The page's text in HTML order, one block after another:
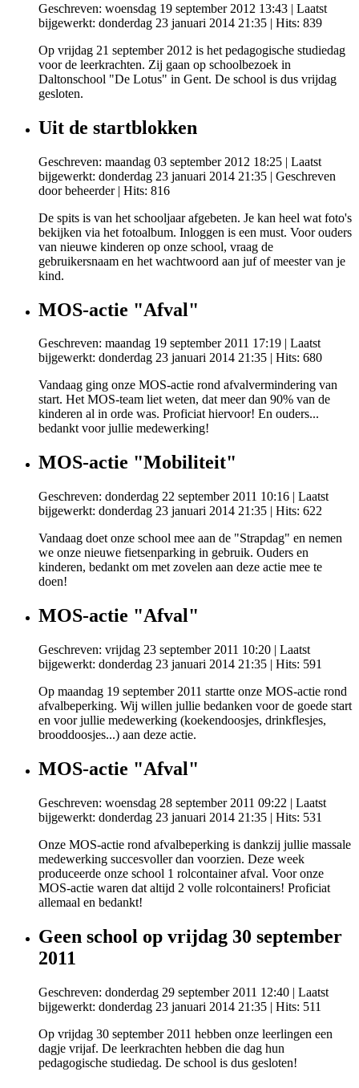
Geschreven: woensdag 19 september 2012 13:43 | Laatst
bijgewerkt: donderdag 23 januari 2014 21:35 | Hits: 839
Op vrijdag 21 september 2012 is het pedagogische studiedag
voor de leerkrachten. Zij gaan op schoolbezoek in
Daltonschool "De Lotus" in Gent. De school is dus vrijdag
gesloten.
Uit de startblokken
Geschreven: maandag 03 september 2012 18:25 | Laatst
bijgewerkt: donderdag 23 januari 2014 21:35 | Geschreven
door beheerder| Hits: 816
De spits is van het schooljaar afgebeten. Je kan heel wat foto's
bekijken via het fotoalbum. Inloggen is een must. Voor ouders
van nieuwe kinderen op onze school, vraag de
gebruikersnaam en het wachtwoord aan juf of meester van je
kind.
MOS-actie "Afval"
Geschreven: maandag 19 september 2011 17:19 | Laatst
bijgewerkt: donderdag 23 januari 2014 21:35 | Hits: 680
Vandaag ging onze MOS-actie rond afvalvermindering van
start. Het MOS-team liet weten, dat meer dan 90% van de
kinderen al in orde was. Proficiat hiervoor! En ouders...
bedankt voor jullie medewerking!
MOS-actie "Mobiliteit"
Geschreven: donderdag 22 september 2011 10:16 | Laatst
bijgewerkt: donderdag 23 januari 2014 21:35 | Hits: 622
Vandaag doet onze school mee aan de "Strapdag" en nemen
we onze nieuwe fietsenparking in gebruik. Ouders en
kinderen, bedankt om met zovelen aan deze actie mee te
doen!
MOS-actie "Afval"
Geschreven: vrijdag 23 september 2011 10:20 | Laatst
bijgewerkt: donderdag 23 januari 2014 21:35 | Hits: 591
Op maandag 19 september 2011 startte onze MOS-actie rond
afvalbeperking. Wij willen jullie bedanken voor de goede start
en voor jullie medewerking (koekendoosjes, drinkflesjes,
brooddoosjes...) aan deze actie.
MOS-actie "Afval"
Geschreven: woensdag 28 september 2011 09:22 | Laatst
bijgewerkt: donderdag 23 januari 2014 21:35 | Hits: 531
Onze MOS-actie rond afvalbeperking is dankzij jullie massale
medewerking succesvoller dan voorzien. Deze week
produceerde onze school 1 rolcontainer afval. Voor onze
MOS-actie waren dat altijd 2 volle rolcontainers! Proficiat
allemaal en bedankt!
Geen school op vrijdag 30 september
2011
Geschreven: donderdag 29 september 2011 12:40 | Laatst
bijgewerkt: donderdag 23 januari 2014 21:35 | Hits: 511
Op vrijdag 30 september 2011 hebben onze leerlingen een
dagje vrijaf. De leerkrachten hebben die dag hun
pedagogische studiedag. De school is dus gesloten!